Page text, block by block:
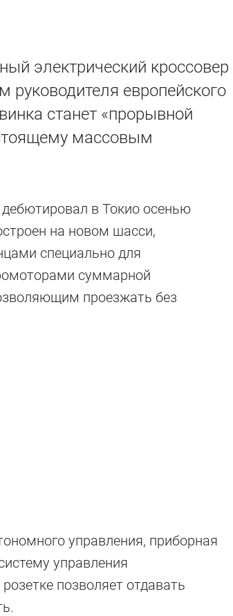
электрический кроссовер
европейского
станет «прорывной
массовым
в Токио осенью
на новом шасси,
специально для
суммарной
проезжать без
управления, приборная
управления
позволяет отдавать